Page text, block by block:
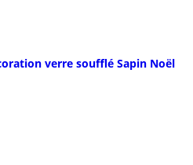
verre soufflé Sapin Noël